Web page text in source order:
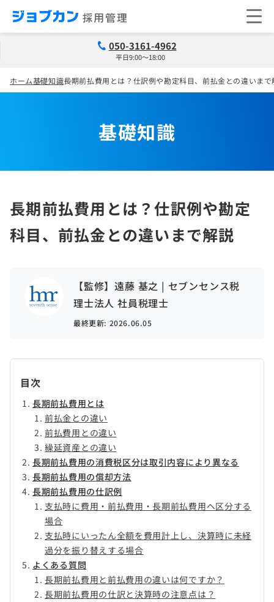
050-3161-4962
平日9:00～18:00
ホーム基礎知識長期前払費用とは？仕訳例や勘定科目、前払金との違いまで
基礎知識
長期前払費用とは？仕訳例や勘定
科目、前払金との違いまで解説
【監修】遠藤 基之 | セブンセンス税
理士法人 社員税理士
最終更新: 2026.06.05
目次
長期前払費用とは
前払金との違い
前払費用との違い
繰延資産との違い
長期前払費用の消費税区分は取引内容により異なる
長期前払費用の償却方法
長期前払費用の仕訳例
支払時に費用・前払費用・長期前払費用へ区分する
場合
支払時にいったん全額を費用計上し、決算時に未経
過分を振り替えする場合
よくある質問
長期前払費用と前払費用の違いは何ですか？
長期前払費用の仕訳と決算時の注意点は？